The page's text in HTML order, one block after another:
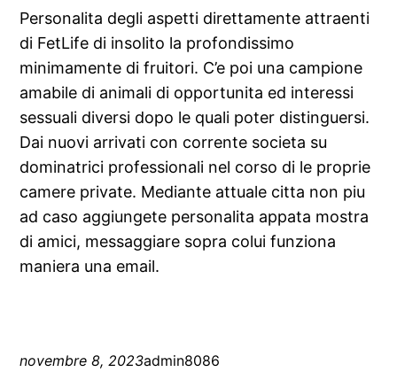
Personalita degli aspetti direttamente attraenti
di FetLife di insolito la profondissimo
minimamente di fruitori. C’e poi una campione
amabile di animali di opportunita ed interessi
sessuali diversi dopo le quali poter distinguersi.
Dai nuovi arrivati con corrente societa su
dominatrici professionali nel corso di le proprie
camere private. Mediante attuale citta non piu
ad caso aggiungete personalita appata mostra
di amici, messaggiare sopra colui funziona
maniera una email.
novembre 8, 2023admin8086